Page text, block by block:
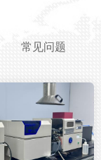
常见问题